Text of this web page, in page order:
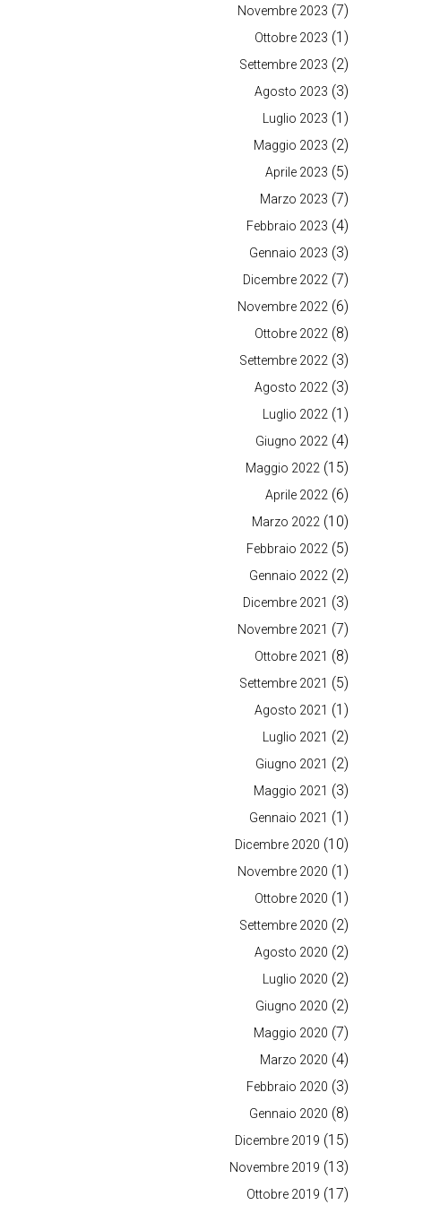
Novembre 2023 (7)
Ottobre 2023 (1)
Settembre 2023 (2)
Agosto 2023 (3)
Luglio 2023 (1)
Maggio 2023 (2)
Aprile 2023 (5)
Marzo 2023 (7)
Febbraio 2023 (4)
Gennaio 2023 (3)
Dicembre 2022 (7)
Novembre 2022 (6)
Ottobre 2022 (8)
Settembre 2022 (3)
Agosto 2022 (3)
Luglio 2022 (1)
Giugno 2022 (4)
Maggio 2022 (15)
Aprile 2022 (6)
Marzo 2022 (10)
Febbraio 2022 (5)
Gennaio 2022 (2)
Dicembre 2021 (3)
Novembre 2021 (7)
Ottobre 2021 (8)
Settembre 2021 (5)
Agosto 2021 (1)
Luglio 2021 (2)
Giugno 2021 (2)
Maggio 2021 (3)
Gennaio 2021 (1)
Dicembre 2020 (10)
Novembre 2020 (1)
Ottobre 2020 (1)
Settembre 2020 (2)
Agosto 2020 (2)
Luglio 2020 (2)
Giugno 2020 (2)
Maggio 2020 (7)
Marzo 2020 (4)
Febbraio 2020 (3)
Gennaio 2020 (8)
Dicembre 2019 (15)
Novembre 2019 (13)
Ottobre 2019 (17)